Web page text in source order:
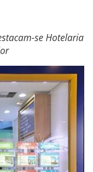
se Hotelaria